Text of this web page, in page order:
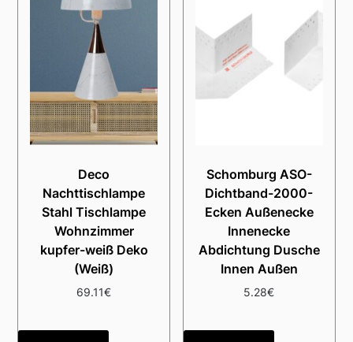
Deco
Nachttischlampe
Stahl Tischlampe
Wohnzimmer
kupfer-weiß Deko
(Weiß)
69.11€
Schomburg ASO-
Dichtband-2000-
Ecken Außenecke
Innenecke
Abdichtung Dusche
Innen Außen
5.28€